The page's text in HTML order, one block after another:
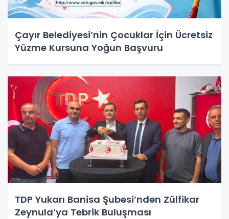
Çayır Belediyesi’nin Çocuklar İçin Ücretsiz
Yüzme Kursuna Yoğun Başvuru
TDP Yukarı Banisa Şubesi’nden Zülfikar
Zeynula’ya Tebrik Buluşması